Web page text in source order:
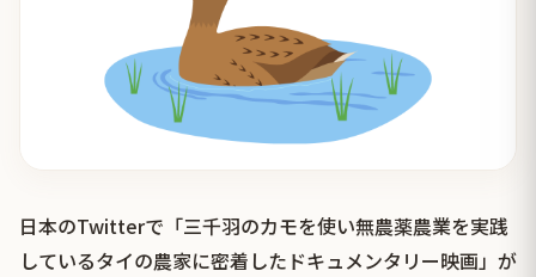
日本のTwitterで「三千羽のカモを使い無農薬農業を実践
しているタイの農家に密着したドキュメンタリー映画」が